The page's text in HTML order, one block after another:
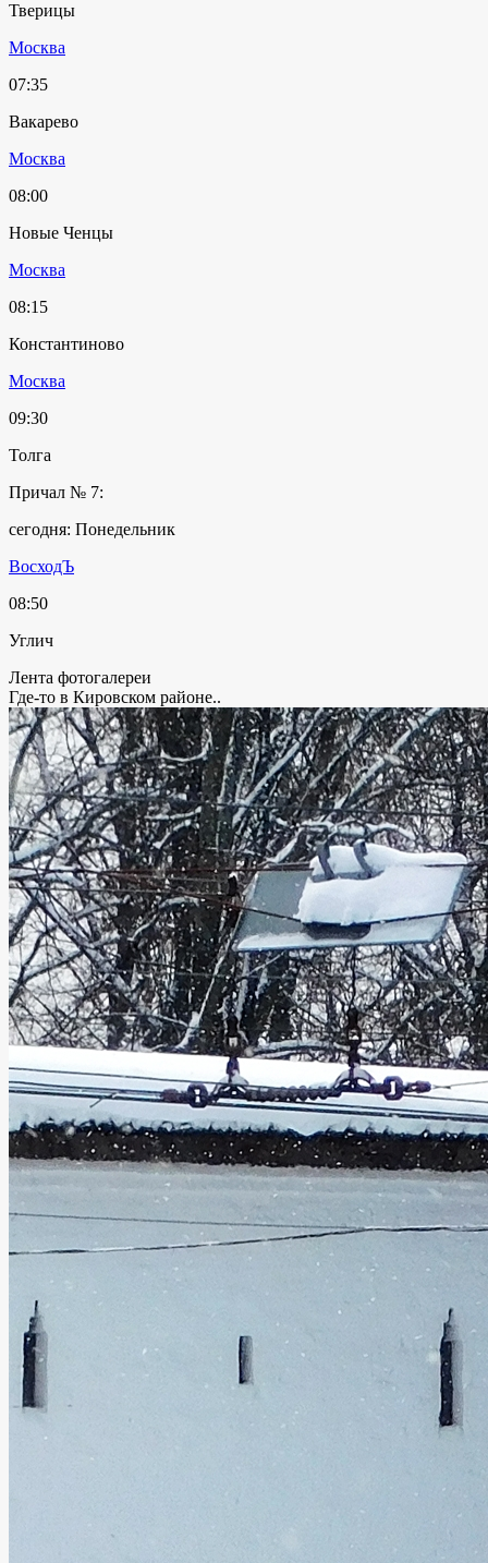
Тверицы
Москва
07:35
Вакарево
Москва
08:00
Новые Ченцы
Москва
08:15
Константиново
Москва
09:30
Толга
Причал № 7:
сегодня: Понедельник
ВосходЪ
08:50
Углич
Лента фотогалереи
Где-то в Кировском районе..